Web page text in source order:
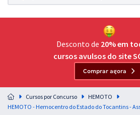
Acesso a todos os cursos. Teste grátis por 7 dias!
Assinatura OAB Até Passar
Acesso ilimitado a toda preparação para o Exame
Residências Multiprofissionais
Preparação completa e intensiva para as
residências em saúde do Brasil
Desconto de 20% em
cursos avulsos do site
Comprar agora
Cursos por Concurso
HEMOTO